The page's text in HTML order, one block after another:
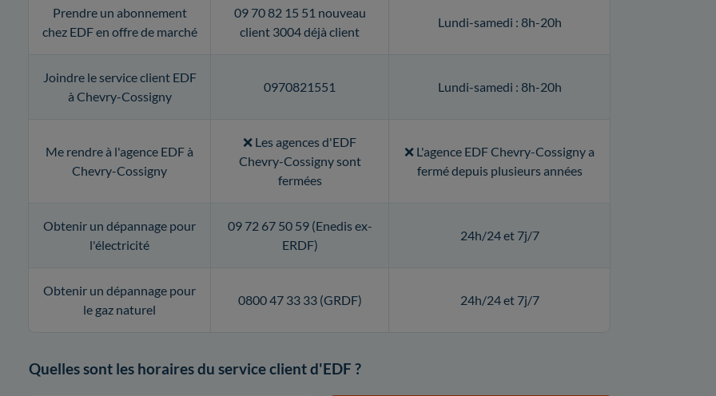
Prendre un abonnement
chez EDF en offre de marché
09 70 82 15 51 nouveau
client 3004 déjà client
Lundi-samedi : 8h-20h
Joindre le service client EDF
à Chevry-Cossigny
0970821551 Lundi-samedi : 8h-20h
Me rendre à l'agence EDF à
Chevry-Cossigny
❌ Les agences d'EDF
Chevry-Cossigny sont
fermées
❌ L'agence EDF Chevry-Cossigny a
fermé depuis plusieurs années
Obtenir un dépannage pour
l'électricité
09 72 67 50 59 (Enedis ex-
ERDF)
24h/24 et 7j/7
Obtenir un dépannage pour
le gaz naturel
0800 47 33 33 (GRDF) 24h/24 et 7j/7
Quelles sont les horaires du service client d'EDF ?